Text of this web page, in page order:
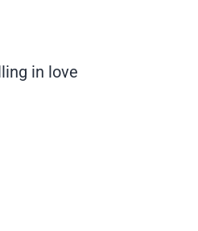
in love